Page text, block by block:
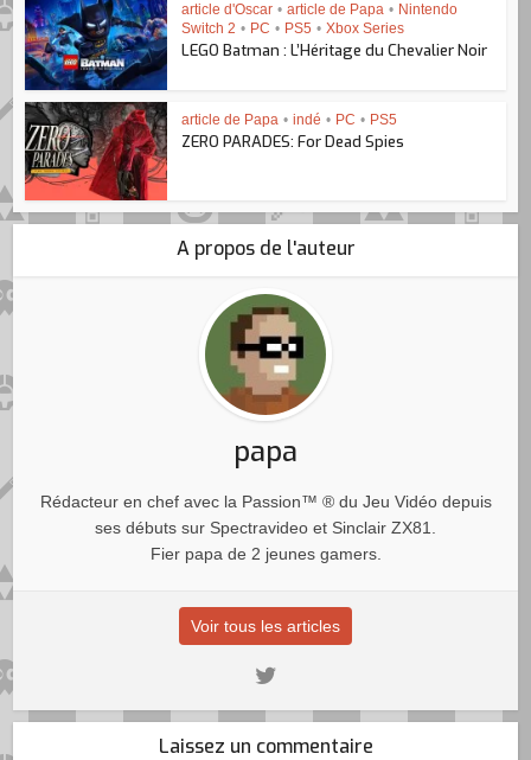
article d'Oscar • article de Papa • Nintendo
Switch 2 • PC • PS5 • Xbox Series
LEGO Batman : L’Héritage du Chevalier Noir
article de Papa • indé • PC • PS5
ZERO PARADES: For Dead Spies
A propos de l'auteur
papa
Rédacteur en chef avec la Passion™ ® du Jeu Vidéo depuis
ses débuts sur Spectravideo et Sinclair ZX81.
Fier papa de 2 jeunes gamers.
Voir tous les articles
Laissez un commentaire